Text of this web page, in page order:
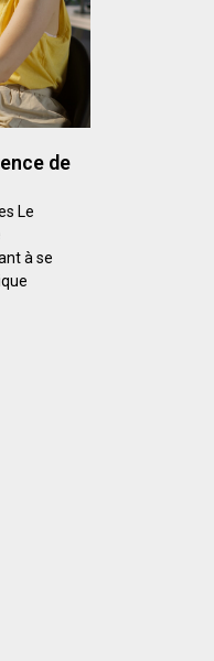
de
Le
à se